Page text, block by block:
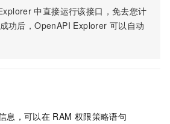
中直接运行该接口，免去您计
功后，OpenAPI Explorer 可以自动
息，可以在 RAM 权限策略语句